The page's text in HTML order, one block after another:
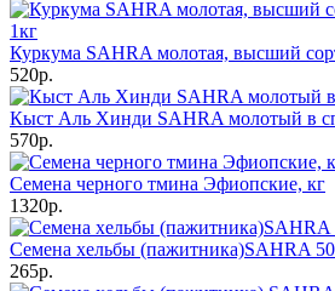
Куркума SAHRA молотая, высший
520р.
Кыст Аль Хинди SAHRA молотый в
570р.
Семена черного тмина Эфиопские, кг
1320р.
Семена хельбы (пажитника)SAHRA
265р.